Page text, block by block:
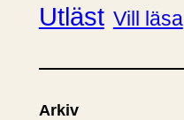
Utläst Vill läsa
Arkiv